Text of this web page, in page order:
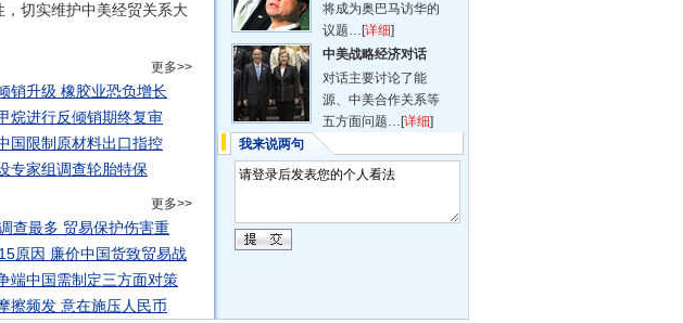
切实维护中美经贸关系大
更多>>
销升级 橡胶业恐负增长
烷进行反倾销期终复审
国限制原材料出口指控
专家组调查轮胎特保
更多>>
查最多 贸易保护伤害重
原因 廉价中国货致贸易战
端中国需制定三方面对策
擦频发 意在施压人民币
将成为奥巴马访华的
议题… [详细]
中美战略经济对话
对话主要讨论了能
源、中美合作关系等
五方面问题… [详细]
我来说两句